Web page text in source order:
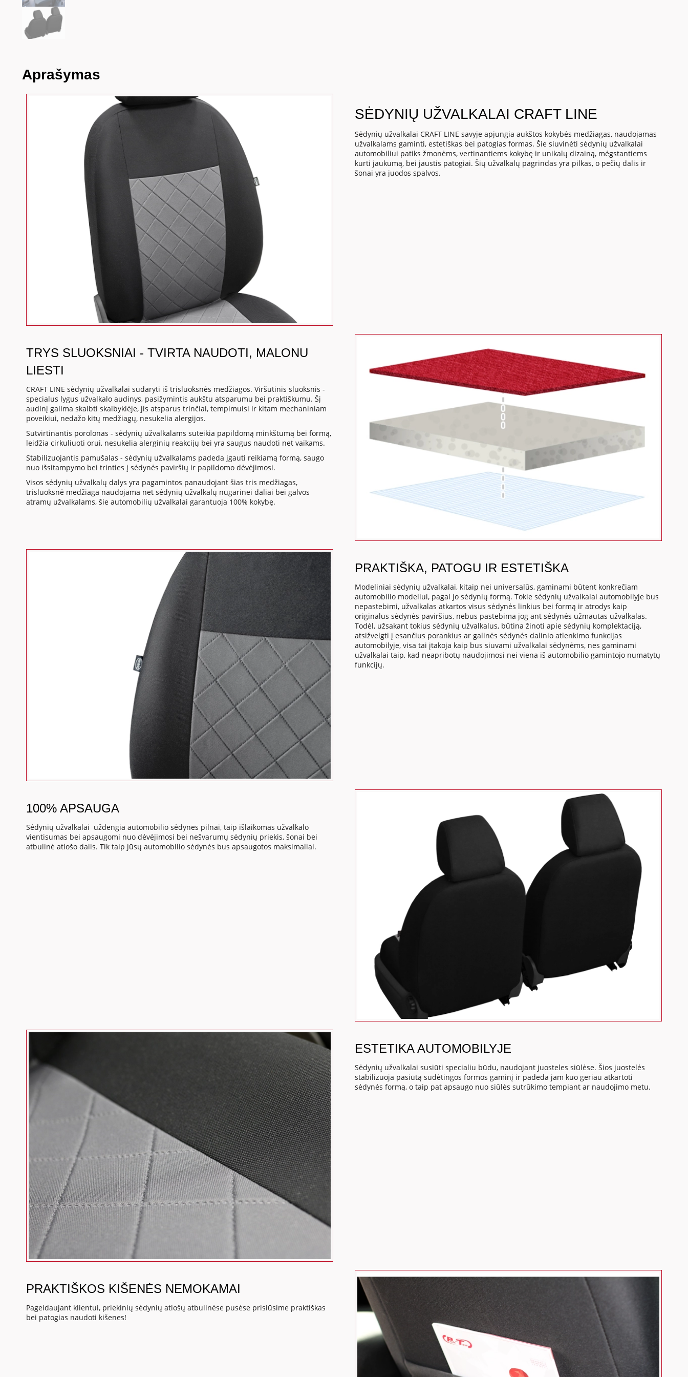
Aprašymas
SĖDYNIŲ UŽVALKALAI CRAFT LINE
Sėdynių užvalkalai CRAFT LINE savyje apjungia aukštos kokybės medžiagas, naudojamas
užvalkalams gaminti, estetiškas bei patogias formas. Šie siuvinėti sėdynių užvalkalai
automobiliui patiks žmonėms, vertinantiems kokybę ir unikalų dizainą, mėgstantiems
kurti jaukumą, bei jaustis patogiai. Šių užvalkalų pagrindas yra pilkas, o pečių dalis ir
šonai yra juodos spalvos.
TRYS SLUOKSNIAI - TVIRTA NAUDOTI, MALONU
LIESTI
CRAFT LINE sėdynių užvalkalai sudaryti iš trisluoksnės medžiagos. Viršutinis sluoksnis -
specialus lygus užvalkalo audinys, pasižymintis aukštu atsparumu bei praktiškumu. Šį
audinį galima skalbti skalbyklėje, jis atsparus trinčiai, tempimuisi ir kitam mechaniniam
poveikiui, nedažo kitų medžiagų, nesukelia alergijos.
Sutvirtinantis porolonas - sėdynių užvalkalams suteikia papildomą minkštumą bei formą,
leidžia cirkuliuoti orui, nesukelia alerginių reakcijų bei yra saugus naudoti net vaikams.
Stabilizuojantis pamušalas - sėdynių užvalkalams padeda įgauti reikiamą formą, saugo
nuo išsitampymo bei trinties į sėdynės paviršių ir papildomo dėvėjimosi.
Visos sėdynių užvalkalų dalys yra pagamintos panaudojant šias tris medžiagas,
trisluoksnė medžiaga naudojama net sėdynių užvalkalų nugarinei daliai bei galvos
atramų užvalkalams, šie automobilių užvalkalai garantuoja 100% kokybę.
PRAKTIŠKA, PATOGU IR ESTETIŠKA
Modeliniai sėdynių užvalkalai, kitaip nei universalūs, gaminami būtent konkrečiam
automobilio modeliui, pagal jo sėdynių formą. Tokie sėdynių užvalkalai automobilyje bus
nepastebimi, užvalkalas atkartos visus sėdynės linkius bei formą ir atrodys kaip
originalus sėdynės paviršius, nebus pastebima jog ant sėdynės užmautas užvalkalas.
Todėl, užsakant tokius sėdynių užvalkalus, būtina žinoti apie sėdynių komplektaciją,
atsižvelgti į esančius porankius ar galinės sėdynės dalinio atlenkimo funkcijas
automobilyje, visa tai įtakoja kaip bus siuvami užvalkalai sėdynėms, nes gaminami
užvalkalai taip, kad neapribotų naudojimosi nei viena iš automobilio gamintojo numatytų
funkcijų.
100% APSAUGA
Sėdynių užvalkalai uždengia automobilio sėdynes pilnai, taip išlaikomas užvalkalo
vientisumas bei apsaugomi nuo dėvėjimosi bei nešvarumų sėdynių priekis, šonai bei
atbulinė atlošo dalis. Tik taip jūsų automobilio sėdynės bus apsaugotos maksimaliai.
ESTETIKA AUTOMOBILYJE
Sėdynių užvalkalai susiūti specialiu būdu, naudojant juosteles siūlėse. Šios juostelės
stabilizuoja pasiūtą sudėtingos formos gaminį ir padeda jam kuo geriau atkartoti
sėdynės formą, o taip pat apsaugo nuo siūlės sutrūkimo tempiant ar naudojimo metu.
PRAKTIŠKOS KIŠENĖS NEMOKAMAI
Pageidaujant klientui, priekinių sėdynių atlošų atbulinėse pusėse prisiūsime praktiškas
bei patogias naudoti kišenes!